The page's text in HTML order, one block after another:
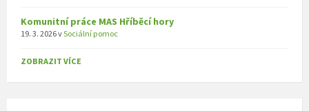
Komunitní práce MAS Hříběcí hory
19. 3. 2026vSociální pomoc
ZOBRAZIT VÍCE